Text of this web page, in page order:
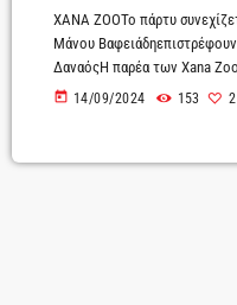
XANA ZOOΤο πάρτυ
Μάνου
ΔαναόςΗ παρέα των Xana Zoo
αγαπημένοι μας ήρωες για
μουσικοθεατρική
today 14/09/2024 153 2